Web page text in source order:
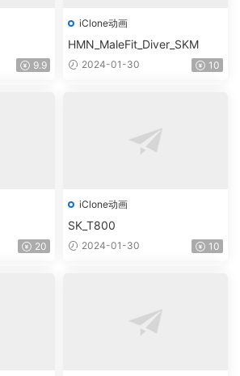
9.9
iClone动画
HMN_MaleFit_Diver_SKM
2024-01-30 10
20
iClone动画
SK_T800
2024-01-30 10